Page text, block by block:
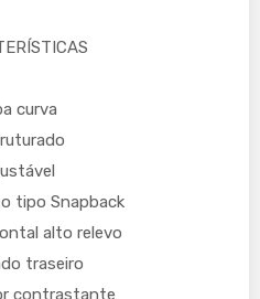
curva
tipo Snapback
alto relevo
traseiro
contrastante